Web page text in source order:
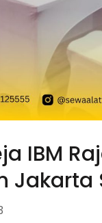
IBM
Jakarta